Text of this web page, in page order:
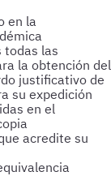
en la
todas las
la obtención del
justificativo de
su expedición
en el
acredite su